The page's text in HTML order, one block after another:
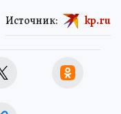
Источник: kp.ru